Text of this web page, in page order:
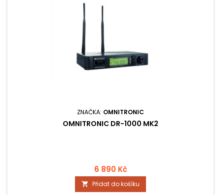
ZNAČKA: OMNITRONIC
OMNITRONIC DR-1000 MK2
6 890 Kč
 Přidat do košíku